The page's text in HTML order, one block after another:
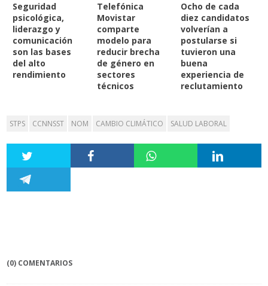
Seguridad
psicológica,
liderazgo y
comunicación
son las bases
del alto
rendimiento
Telefónica
Movistar
comparte
modelo para
reducir brecha
de género en
sectores
técnicos
Ocho de cada
diez candidatos
volverían a
postularse si
tuvieron una
buena
experiencia de
reclutamiento
STPS CCNNSST NOM CAMBIO CLIMÁTICO SALUD LABORAL
(0) COMENTARIOS